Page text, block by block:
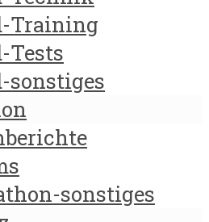
Training
Tests
sonstiges
sonstiges